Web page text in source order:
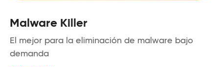
Malware Killer
El mejor para la eliminación de malware bajo
demanda